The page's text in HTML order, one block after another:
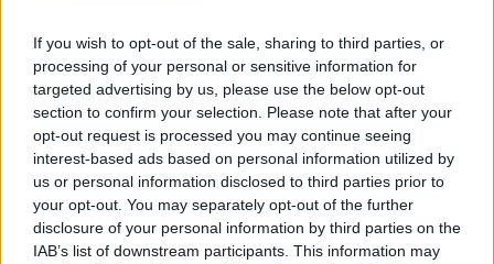
If you wish to opt-out of the sale, sharing to third parties, or
processing of your personal or sensitive information for
targeted advertising by us, please use the below opt-out
section to confirm your selection. Please note that after your
opt-out request is processed you may continue seeing
interest-based ads based on personal information utilized by
us or personal information disclosed to third parties prior to
your opt-out. You may separately opt-out of the further
disclosure of your personal information by third parties on the
IAB’s list of downstream participants. This information may
Commenti
Nessun commento presente